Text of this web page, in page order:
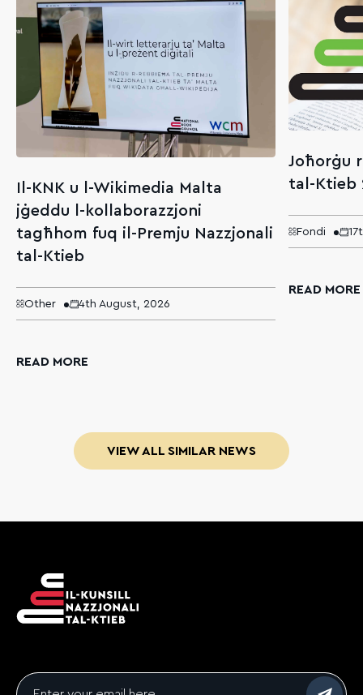
Il-KNK u l-Wikimedia Malta
jġeddu l-kollaborazzjoni
tagħhom fuq il-Premju Nazzjonali
tal-Ktieb
Other 4th August, 2026
READ MORE
Joħorġu
tal-Ktieb
Fondi
READ MORE
VIEW ALL SIMILAR NEWS
Email